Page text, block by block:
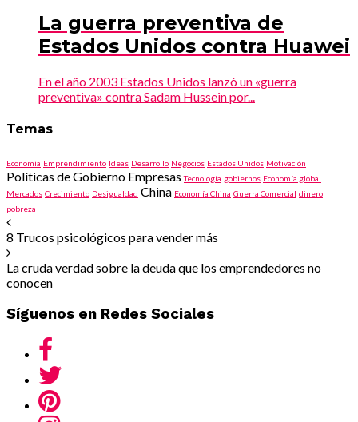
La guerra preventiva de
Estados Unidos contra Huawei
En el año 2003 Estados Unidos lanzó un «guerra
preventiva» contra Sadam Hussein por...
Temas
Economía Emprendimiento Ideas Desarrollo Negocios Estados Unidos Motivación
Políticas de Gobierno EmpresasTecnología gobiernos Economía global
Mercados Crecimiento Desigualdad China Economía China Guerra Comercial dinero
pobreza
8 Trucos psicológicos para vender más
La cruda verdad sobre la deuda que los emprendedores no
conocen
Síguenos en Redes Sociales